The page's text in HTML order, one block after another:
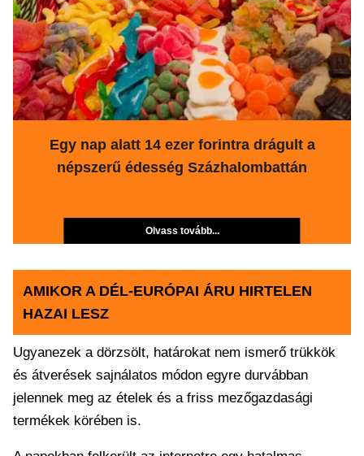
Egy nap alatt 14 ezer forintra drágult a
népszerű édesség Százhalombattán
Olvass tovább...
AMIKOR A DÉL-EURÓPAI ÁRU HIRTELEN
HAZAI LESZ
Ugyanezek a dörzsölt, határokat nem ismerő trükkök
és átverések sajnálatos módon egyre durvábban
jelennek meg az ételek és a friss mezőgazdasági
termékek körében is.